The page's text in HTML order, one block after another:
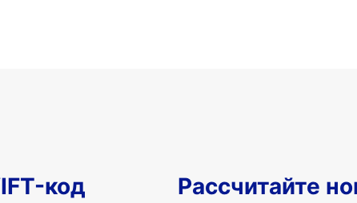
код Рассчитайте